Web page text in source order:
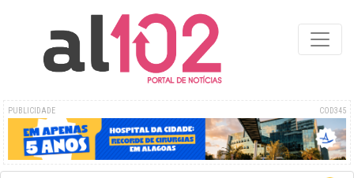
PUBLICIDADE COD345